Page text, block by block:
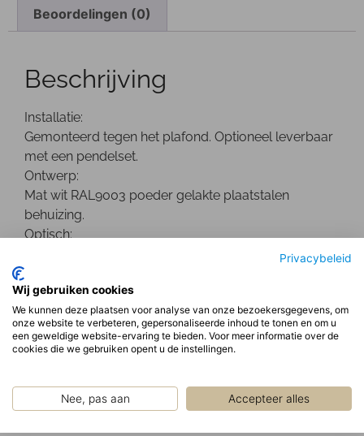
Privacybeleid
Wij gebruiken cookies
We kunnen deze plaatsen voor analyse van onze bezoekersgegevens, om
onze website te verbeteren, gepersonaliseerde inhoud te tonen en om u
een geweldige website-ervaring te bieden. Voor meer informatie over de
cookies die we gebruiken opent u de instellingen.
Nee, pas aan Accepteer alles
Beoordelingen (0)
Beschrijving
Installatie:
Gemonteerd tegen het plafond. Optioneel leverbaar
met een pendelset.
Ontwerp:
Mat wit RAL9003 poeder gelakte plaatstalen
behuizing.
Optisch:
Mat aluminium dubbel parabolische reflector,
verborgen veren.
LED Type: SMD